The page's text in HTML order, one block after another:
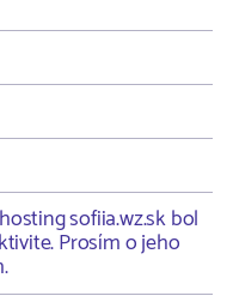
sofiia.wz.sk bol
Prosím o jeho